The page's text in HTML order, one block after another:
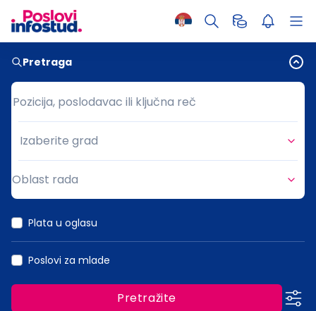
Pretraga
Pozicija, poslodavac ili ključna reč
Pozicija, poslodavac ili ključna reč
Grad
Izaberite grad
Oblast rada
Plata u oglasu
Poslovi za mlade
Pretražite